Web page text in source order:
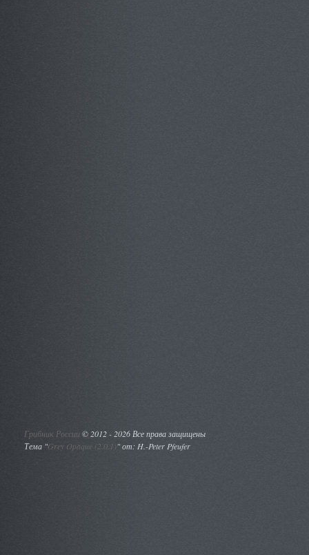
Грибник России ©2012 - 2026 Все права защищены
Тема "Grey Opaque (2.0.1)" от: H.-Peter Pfeufer